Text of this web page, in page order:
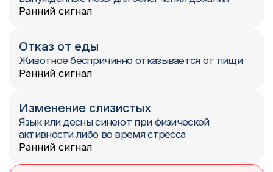
ПРОФИЛАКТИКА
И ГРУППЫ РИСКА: